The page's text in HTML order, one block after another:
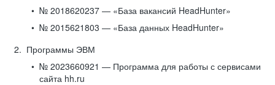
№ 2018620237 — «База вакансий HeadHunter»
№ 2015621803 — «База данных HeadHunter»
Программы ЭВМ
№ 2023660921 — Программа для работы с сервисами
сайта hh.ru